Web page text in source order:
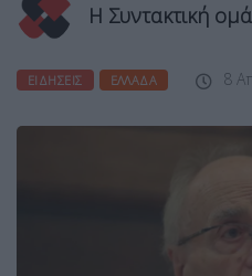
Η Συντακτική
ΕΙΔΉΣΕΙΣ ΕΛΛΆΔΑ 8